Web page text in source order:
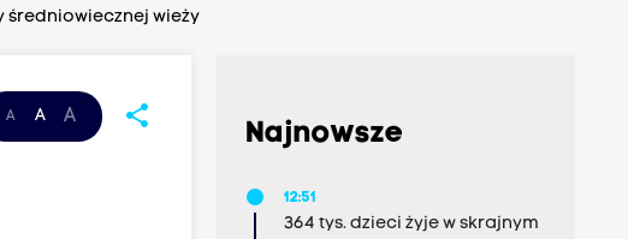
średniowiecznej wieży
A A A share
Najnowsze
12:51
364 tys. dzieci żyje w skrajnym